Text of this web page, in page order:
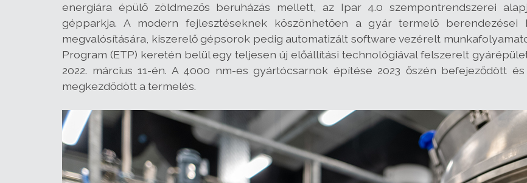
energiára épülő zöldmezős beruházás mellett, az Ipar 4.0 szempontrendszerei
gépparkja. A modern fejlesztéseknek köszönhetően a gyár termelő berendezései
megvalósítására, kiszerelő gépsorok pedig automatizált software vezérelt
Program (ETP) keretén belül egy teljesen új előállítási technológiával felszerelt
2022. március 11-én. A 4000 nm-es gyártócsarnok építése 2023 őszén befejeződött
megkezdődött a termelés.